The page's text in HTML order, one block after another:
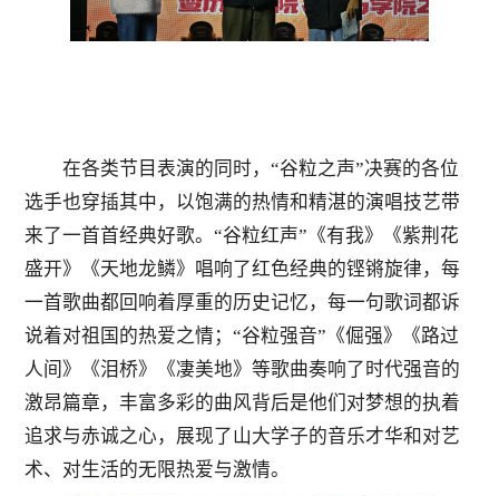
在各类节目表演的同时，“谷粒之声”决赛的各位
选手也穿插其中，以饱满的热情和精湛的演唱技艺带
来了一首首经典好歌。“谷粒红声”《有我》《紫荆花
盛开》《天地龙鳞》唱响了红色经典的铿锵旋律，每
一首歌曲都回响着厚重的历史记忆，每一句歌词都诉
说着对祖国的热爱之情；“谷粒强音”《倔强》《路过
人间》《泪桥》《凄美地》等歌曲奏响了时代强音的
激昂篇章，丰富多彩的曲风背后是他们对梦想的执着
追求与赤诚之心，展现了山大学子的音乐才华和对艺
术、对生活的无限热爱与激情。